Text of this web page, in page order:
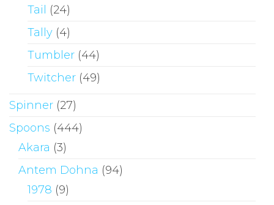
Tail
(24)
Tally (4)
Tumbler (44)
Twitcher (49)
Spinner (27)
Spoons (444)
Akara (3)
Antem Dohna (94)
1978 (9)